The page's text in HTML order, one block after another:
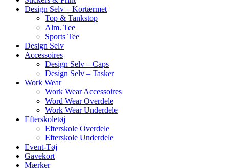
Design Selv – Kortærmet
Top & Tankstop
Alm. Tee
Sports Tee
Design Selv
Accessoires
Design Selv – Caps
Design Selv – Tasker
Work Wear
Work Wear Accessoires
Word Wear Overdele
Work Wear Underdele
Efterskoletøj
Efterskole Overdele
Efterskole Underdele
Event-Tøj
Gavekort
Mærker